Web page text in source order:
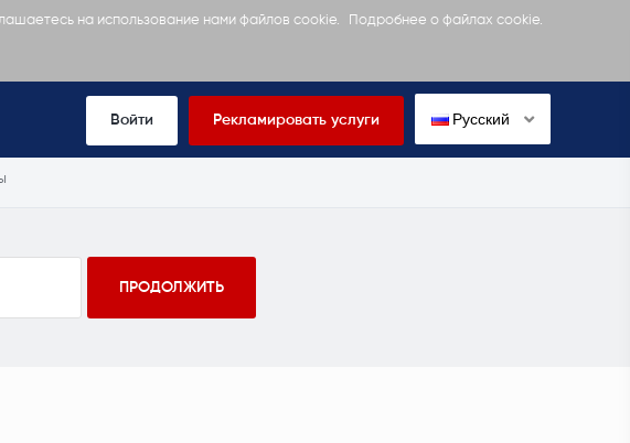
на использование нами файлов cookie. Подробнее о файлах cookie.
Войти Рекламировать услуги Русский